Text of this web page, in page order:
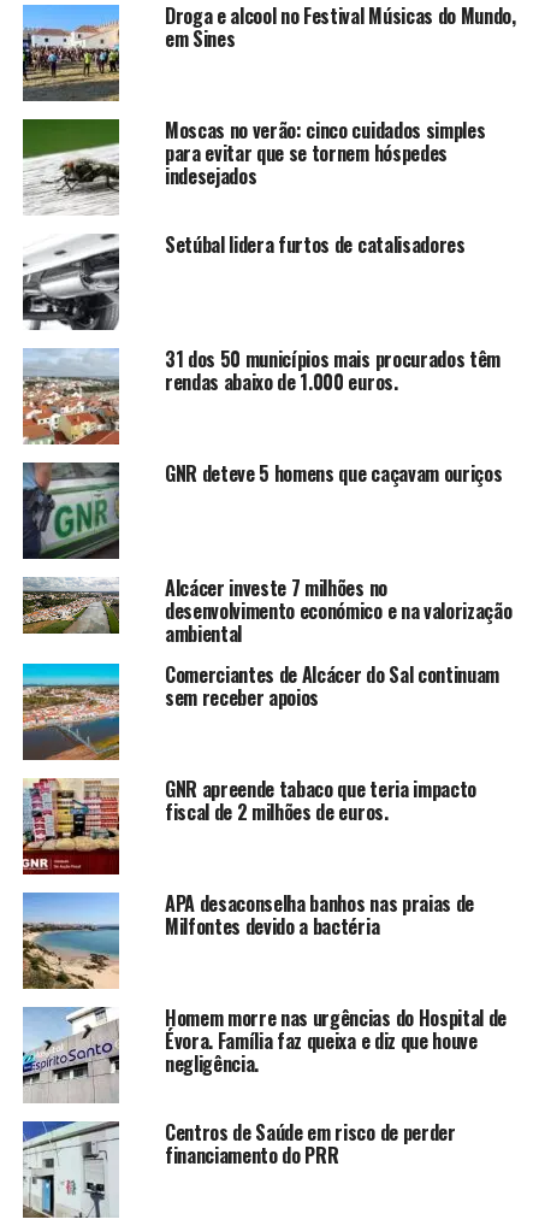
Droga e alcool no Festival Músicas do Mundo,
em Sines
Moscas no verão: cinco cuidados simples
para evitar que se tornem hóspedes
indesejados
Setúbal lidera furtos de catalisadores
31 dos 50 municípios mais procurados têm
rendas abaixo de 1.000 euros.
GNR deteve 5 homens que caçavam ouriços
Alcácer investe 7 milhões no
desenvolvimento económico e na valorização
ambiental
Comerciantes de Alcácer do Sal continuam
sem receber apoios
GNR apreende tabaco que teria impacto
fiscal de 2 milhões de euros.
APA desaconselha banhos nas praias de
Milfontes devido a bactéria
Homem morre nas urgências do Hospital de
Évora. Família faz queixa e diz que houve
negligência.
Centros de Saúde em risco de perder
financiamento do PRR